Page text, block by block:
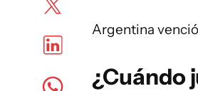
Argentina
¿Cuándo